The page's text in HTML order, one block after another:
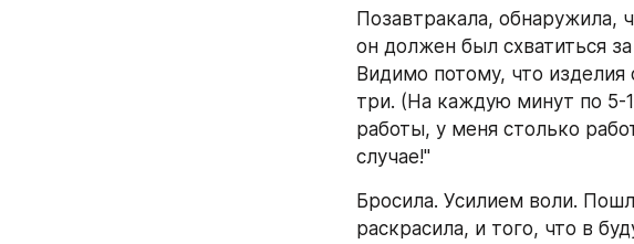
Позавтракала, обнаружила,
он должен был схватиться
Видимо потому, что
три. (На каждую минут по 5-
работы, у меня столько
случае!"
Бросила. Усилием воли.
раскрасила, и того, что в